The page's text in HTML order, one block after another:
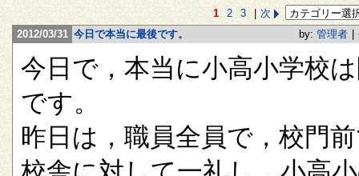
1
2 3
次
2012/03/31 今日で本当に最後です。 by: 管理者
今日で，本当に小高小学校
です。
昨日は，職員全員で，校門